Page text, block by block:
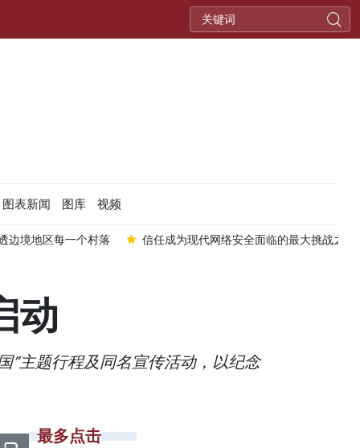
图表新闻 图库 视频
边境地区每一个村落 信任成为现代网络安全面临的最大挑战之一
动
”主题行程及同名宣传活动，以纪念
最多点击